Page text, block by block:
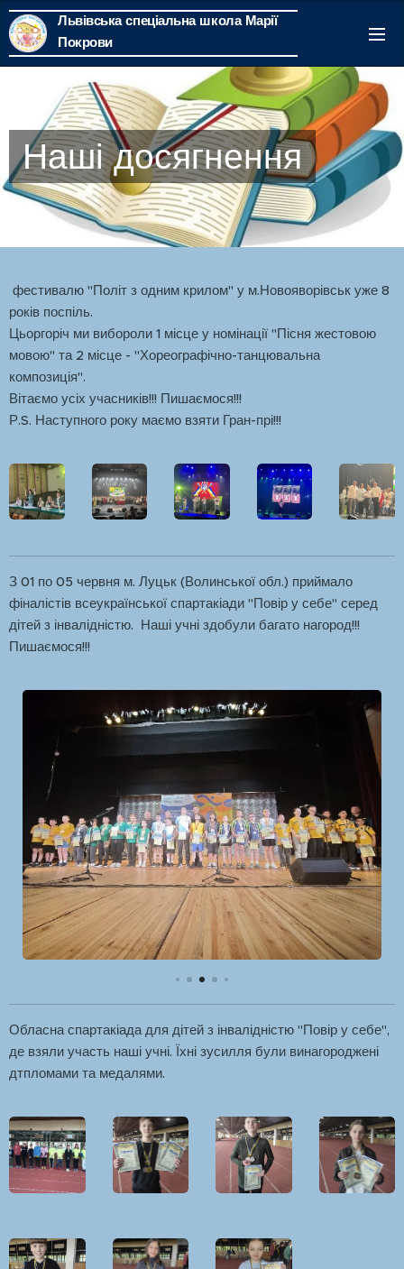
Львівська спеціальна школа Марії
Покрови
Наші досягнення
фестивалю "Політ з одним крилом" у м.Новояворівськ уже 8
років поспіль.
Цьоргоріч ми вибороли 1 місце у номінації "Пісня жестовою
мовою" та 2 місце - "Хореографічно-танцювальна
композиція".
Вітаємо усіх учасників!!! Пишаємося!!!
Р.S. Наступного року маємо взяти Гран-прі!!!
З 01 по 05 червня м. Луцьк (Волинської обл.) приймало
фіналістів всеукраїнської спартакіади "Повір у себе" серед
дітей з інвалідністю. Наші учні здобули багато нагород!!!
Пишаємося!!!
Обласна спартакіада для дітей з інвалідністю "Повір у себе",
де взяли участь наші учні. Їхні зусилля були винагороджені
дтпломами та медалями.